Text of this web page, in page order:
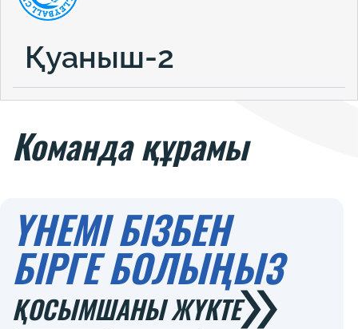
Қуаныш-2
Команда құрамы
ҮНЕМІ БІЗБЕН
БІРГЕ БОЛЫҢЫЗ
ҚОСЫМШАНЫ ЖҮКТЕ